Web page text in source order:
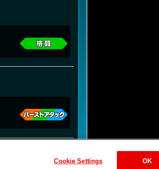
Cookie Settings OK